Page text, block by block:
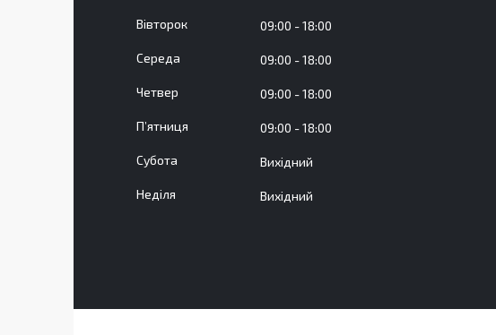
Вівторок 09:00 18:00
Середа 09:00 18:00
Четвер 09:00 18:00
Пʼятниця 09:00 18:00
Субота Вихідний
Неділя Вихідний